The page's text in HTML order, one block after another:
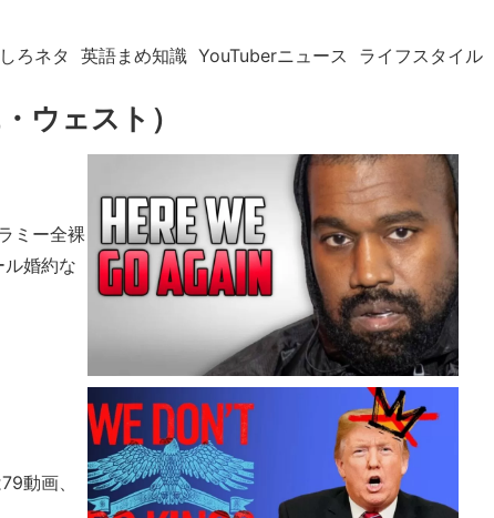
ろネタ 英語まめ知識 YouTuberニュース ライフスタイル
ウェスト）
ミー全裸
ル婚約な
動画、